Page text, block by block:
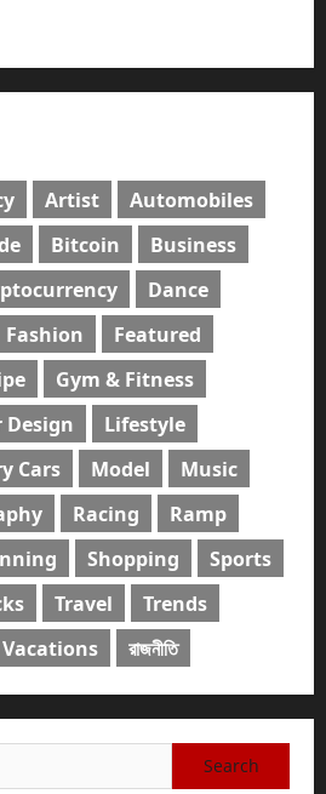
Artist
Automobiles
Bitcoin
Business
Dance
Fashion
Featured
Gym & Fitness
Lifestyle
Cars Model
Music
Racing
Ramp
Shopping
Sports
Travel
Trends
Vacations রাজনীতি